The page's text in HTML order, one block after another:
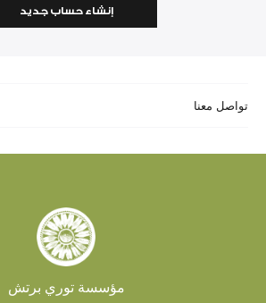
إنشاء حساب جديد
تواصل معنا
مؤسسة توري برتش